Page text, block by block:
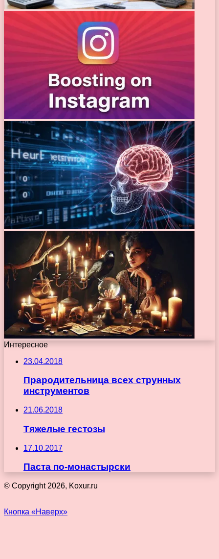
Интересное
23.04.2018
Прародительница всех струнных
инструментов
21.06.2018
Тяжелые гестозы
17.10.2017
Паста по-монастырски
© Copyright 2026, Koxur.ru
Кнопка «Наверх»